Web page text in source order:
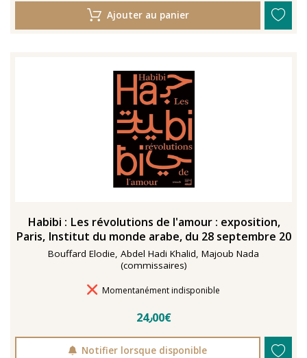
Ajouter au panier
Habibi : Les révolutions de l'amour : exposition,
Paris, Institut du monde arabe, du 28 septembre 20
Bouffard Elodie, Abdel Hadi Khalid, Majoub Nada
(commissaires)
Délais de livraison
Momentanément indisponible
24٫00€
Notifier lorsque disponible